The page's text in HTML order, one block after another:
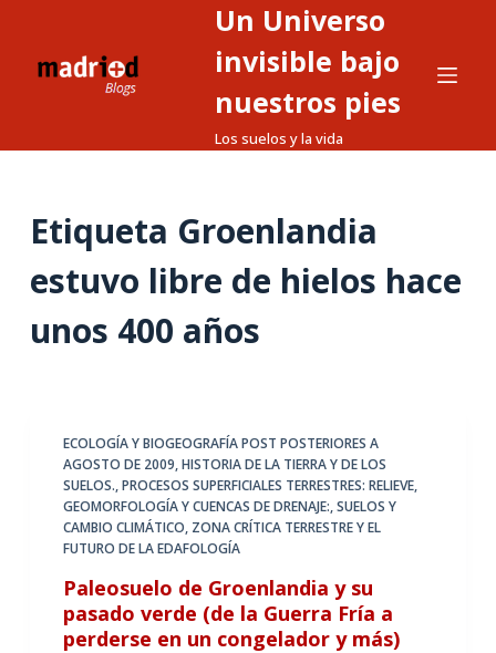
o
Un Universo
invisible bajo
nuestros pies
Los suelos y la vida
Etiqueta Groenlandia
estuvo libre de hielos hace
unos 400 años
ECOLOGÍA Y BIOGEOGRAFÍA POST POSTERIORES A
AGOSTO DE 2009,HISTORIA DE LA TIERRA Y DE LOS
SUELOS.,PROCESOS SUPERFICIALES TERRESTRES: RELIEVE,
GEOMORFOLOGÍA Y CUENCAS DE DRENAJE:,SUELOS Y
CAMBIO CLIMÁTICO, ZONA CRÍTICA TERRESTRE Y EL
FUTURO DE LA EDAFOLOGÍA
Paleosuelo de Groenlandia y su
pasado verde (de la Guerra Fría a
perderse en un congelador y más)